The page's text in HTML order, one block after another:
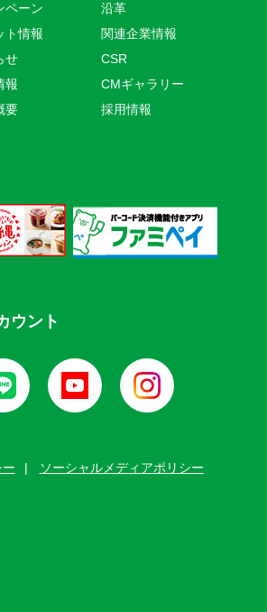
ペーン
ト情報
せ
報
要
沿革
関連企業情報
CSR
CMギャラリー
採用情報
ウント
ソーシャルメディアポリシー